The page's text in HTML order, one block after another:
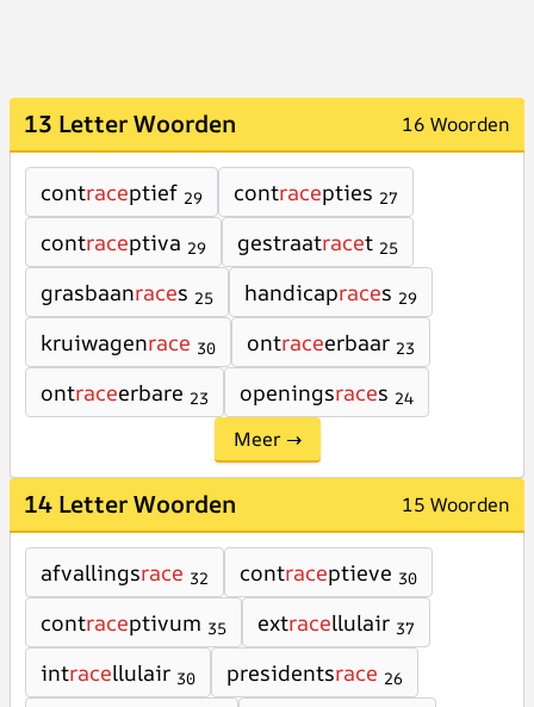
13 Letter Woorden 16 Woorden
contraceptief 29 contracepties 27
contraceptiva 29 gestraatracet 25
grasbaanraces 25 handicapraces 29
kruiwagenrace 30 ontraceerbaar 23
ontraceerbare 23 openingsraces 24
Meer →
14 Letter Woorden 15 Woorden
afvallingsrace 32 contraceptieve 30
contraceptivum 35 extracellulair 37
intracellulair 30 presidentsrace 26